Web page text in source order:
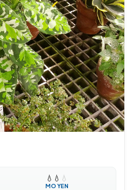
💧 💧 💧
MOYEN